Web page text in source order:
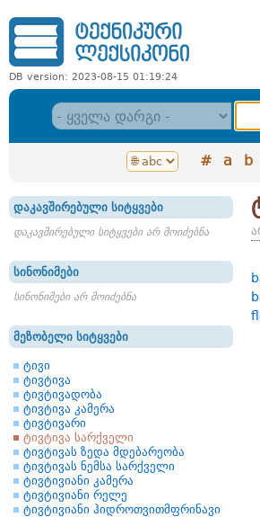
DB version: 2023-08-15 01:19:24
# a b
დაკავშირებული სიტყვები
დაკავშირებული სიტყვები არ მოიძებნა
სინონიმები
სინონიმები არ მოიძებნა
მეზობელი სიტყვები
ტივი
ტივტივა
ტივტივადობა
ტივტივა კამერა
ტივტივარი
ტივტივა სარქველი
ტივტივას ზედა მდებარეობა
ტივტივას ნემსა სარქველი
ტივტივიანი კამერა
ტივტივიანი რელე
ტივტივიანი ჰიდროთვითმფრინავი